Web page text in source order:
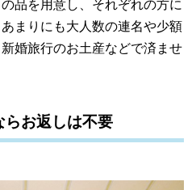
品を用意し、それぞれの方に
まりにも大人数の連名や少額
婚旅行のお土産などで済ませ
らお返しは不要